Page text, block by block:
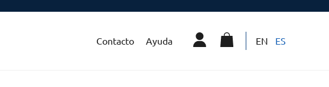
Contacto Ayuda EN ES